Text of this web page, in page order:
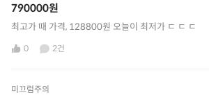
790000원
최고가 때 가격, 128800원 오늘이 최저가 ㄷ ㄷ ㄷ
0 2건
미끄럼주의